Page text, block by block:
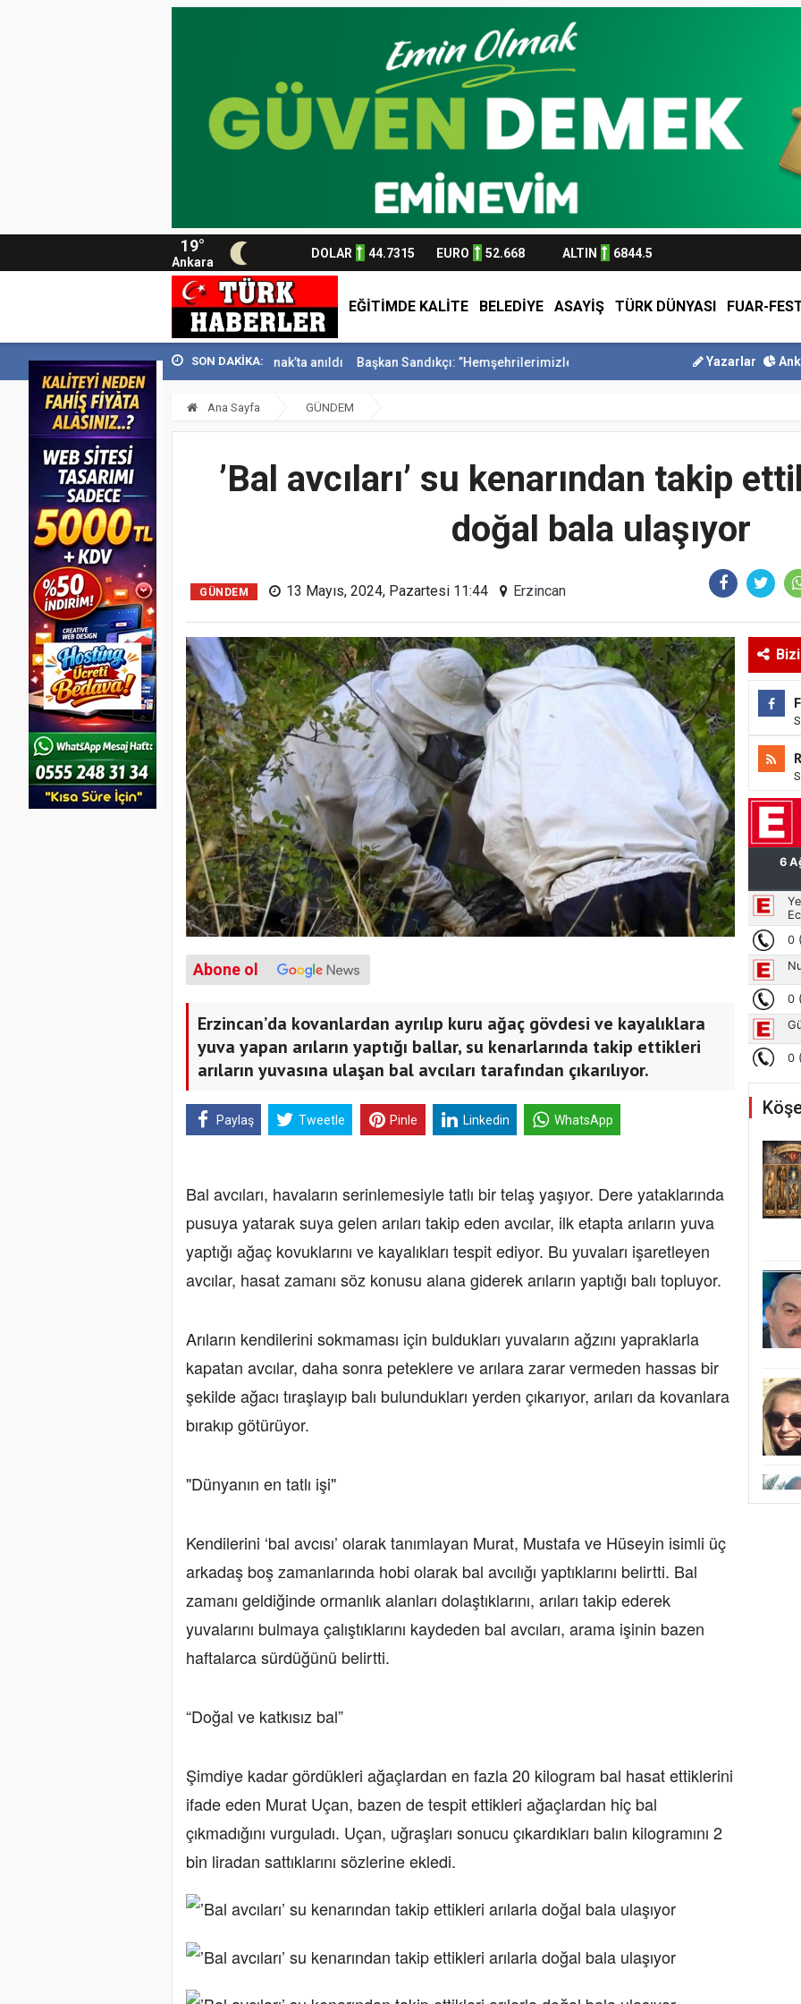
19°
Ankara
DOLAR 44.7315 EURO 52.668 ALTIN 6844.5
EĞİTİMDE KALİTE BELEDİYE ASAYİŞ TÜRK DÜNYASI FUAR-
SON DAKİKA:
Usta Gazeteci İsmail Sivri Konak’ta anıldı Başkan Sandıkçı: ”Hemşehrilerimizle olan güçl... Başkan Altay Umre Ödüllü Siyer
Yazarlar
Ana Sayfa GÜNDEM
’Bal avcıları’ su kenarından takip
doğal bala ulaşıyor
GÜNDEM 13 Mayıs, 2024, Pazartesi 11:44 Erzincan
Abone ol
Erzincan’da kovanlardan ayrılıp kuru ağaç gövdesi ve kayalıklara
yuva yapan arıların yaptığı ballar, su kenarlarında takip ettikleri
arıların yuvasına ulaşan bal avcıları tarafından çıkarılıyor.
Paylaş Tweetle Pinle Linkedin WhatsApp
Bal avcıları, havaların serinlemesiyle tatlı bir telaş yaşıyor. Dere yataklarında
pusuya yatarak suya gelen arıları takip eden avcılar, ilk etapta arıların yuva
yaptığı ağaç kovuklarını ve kayalıkları tespit ediyor. Bu yuvaları işaretleyen
avcılar, hasat zamanı söz konusu alana giderek arıların yaptığı balı topluyor.
Arıların kendilerini sokmaması için buldukları yuvaların ağzını yapraklarla
kapatan avcılar, daha sonra peteklere ve arılara zarar vermeden hassas bir
şekilde ağacı tıraşlayıp balı bulundukları yerden çıkarıyor, arıları da kovanlara
bırakıp götürüyor.
"Dünyanın en tatlı işi"
Kendilerini ‘bal avcısı’ olarak tanımlayan Murat, Mustafa ve Hüseyin isimli üç
arkadaş boş zamanlarında hobi olarak bal avcılığı yaptıklarını belirtti. Bal
zamanı geldiğinde ormanlık alanları dolaştıklarını, arıları takip ederek
yuvalarını bulmaya çalıştıklarını kaydeden bal avcıları, arama işinin bazen
haftalarca sürdüğünü belirtti.
“Doğal ve katkısız bal”
Şimdiye kadar gördükleri ağaçlardan en fazla 20 kilogram bal hasat ettiklerini
ifade eden Murat Uçan, bazen de tespit ettikleri ağaçlardan hiç bal
çıkmadığını vurguladı. Uçan, uğraşları sonucu çıkardıkları balın kilogramını 2
bin liradan sattıklarını sözlerine ekledi.